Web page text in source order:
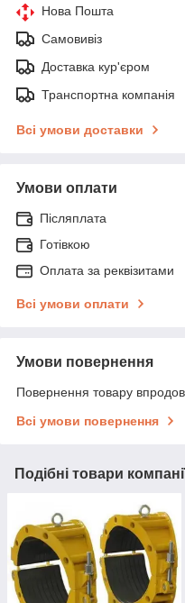
Нова Пошта
Самовивіз
Доставка кур'єром
Транспортна компанія
Всі умови доставки
Умови оплати
Післяплата
Готівкою
Оплата за реквізитами
Всі умови оплати
Умови повернення
Повернення товару
Всі умови повернення
Подібні товари